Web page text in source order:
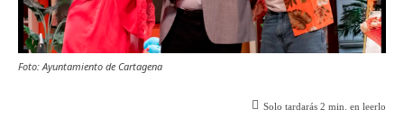
Foto: Ayuntamiento de Cartagena
Solo tardarás 2 min. en leerlo